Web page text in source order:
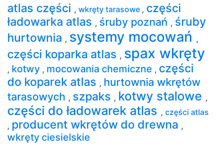
atlas części , wkręty tarasowe , części
ładowarka atlas , śruby poznań , śruby
hurtownia , systemy mocowań ,
części koparka atlas , spax wkręty
, kotwy , mocowania chemiczne , części
do koparek atlas , hurtownia wkrętów
tarasowych , szpaks , kotwy stalowe ,
części do ładowarek atlas , części atlas
, producent wkrętów do drewna ,
wkręty ciesielskie